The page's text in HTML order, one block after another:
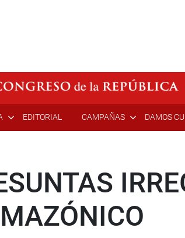
EDITORIAL CAMPAÑAS DAMOS